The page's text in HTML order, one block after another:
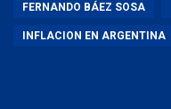
FERNANDO BÁEZ SOSA
INFLACION EN ARGENTINA